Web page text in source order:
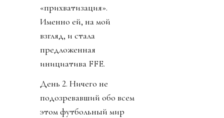
«прихватизация».
Именно ей, на мой
взгляд, и стала
предложенная
инициатива FFE.
День 2. Ничего не
подозревавший обо всем
этом футбольный мир